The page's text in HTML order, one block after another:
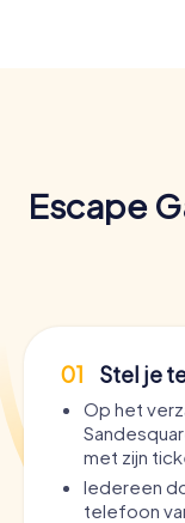
Escape
01 Stel je
Op het
met zijn
Iedereen
telefoon